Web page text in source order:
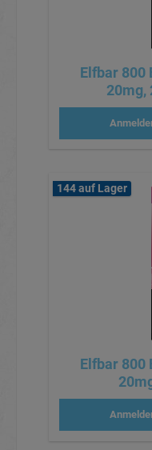
Elfbar 800
20mg,
144 auf Lager
Elfbar 800